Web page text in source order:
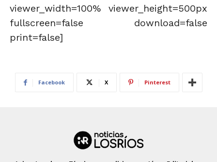
viewer_width=100% viewer_height=500px
fullscreen=false download=false
print=false]
Facebook X Pinterest